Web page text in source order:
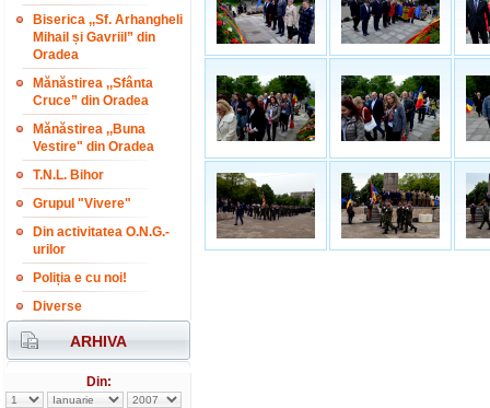
Biserica ,,Sf. Arhangheli
Mihail și Gavriil” din
Oradea
Mănăstirea ,,Sfânta
Cruce” din Oradea
Mănăstirea ,,Buna
Vestire" din Oradea
T.N.L. Bihor
Grupul "Vivere"
Din activitatea O.N.G.-
urilor
Poliția e cu noi!
Diverse
ARHIVA
Din: